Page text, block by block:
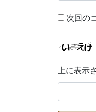
次回の
上に表示